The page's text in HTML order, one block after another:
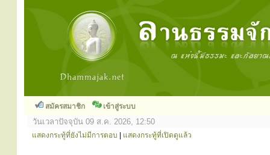
สมัครสมาชิก เข้าสู่ระบบ
วันเวลาปัจจุบัน 09 ส.ค. 2026, 12:50
แสดงกระทู้ที่ยังไม่มีการตอบ แสดงกระทู้ที่เปิดดูแล้ว